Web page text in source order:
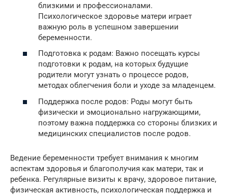
близкими и профессионалами.
Психологическое здоровье матери играет
важную роль в успешном завершении
беременности.
Подготовка к родам: Важно посещать курсы
подготовки к родам, на которых будущие
родители могут узнать о процессе родов,
методах облегчения боли и уходе за младенцем.
Поддержка после родов: Роды могут быть
физически и эмоционально нагружающими,
поэтому важна поддержка со стороны близких и
медицинских специалистов после родов.
Ведение беременности требует внимания к многим
аспектам здоровья и благополучия как матери, так и
ребенка. Регулярные визиты к врачу, здоровое питание,
физическая активность, психологическая поддержка и